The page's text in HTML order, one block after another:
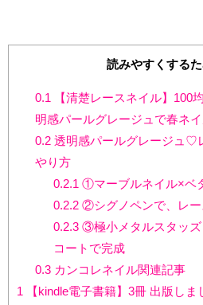
読みやすくする
0.1 【清楚レースネイル】100
明感パールグレージュで春ネ
0.2透明感パールグレージュ♡
やり方
0.2.1 ①マーブルネイル×ベ
0.2.2②シグノペンで、レー
0.2.3③極小メタルスタッズ
コートで完成
0.3カンコレネイル関連記事
1 【kindle電子書籍】3冊 出版し